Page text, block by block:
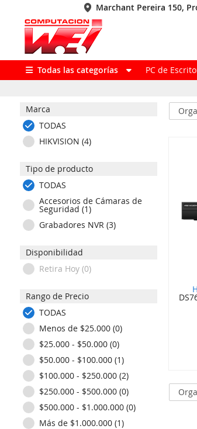
Marchant Pereira 150,
Todas las categorías PC de
Marca
TODAS
HIKVISION (4)
Tipo de producto
TODAS
Accesorios de Cámaras de
Seguridad (1)
Grabadores NVR (3)
Disponibilidad
Retira Hoy (0)
Rango de Precio
TODAS
Menos de $25.000 (0)
$25.000 - $50.000 (0)
$50.000 - $100.000 (1)
$100.000 - $250.000 (2)
$250.000 - $500.000 (0)
$500.000 - $1.000.000 (0)
Más de $1.000.000 (1)